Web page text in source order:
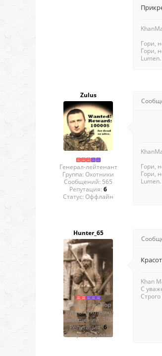
Гори,
Гори,
Lumen.
Zulus
Генерал-лейтенант
Группа: Охотники
Сообщений: 565
Репутация: 6
Статус: Оффлайн
Гори,
Гори,
Lumen.
Hunter_65
Генерал-майор
Группа: Охотники
Сообщений: 305
Репутация:6
Статус:Оффлайн
Khan
С